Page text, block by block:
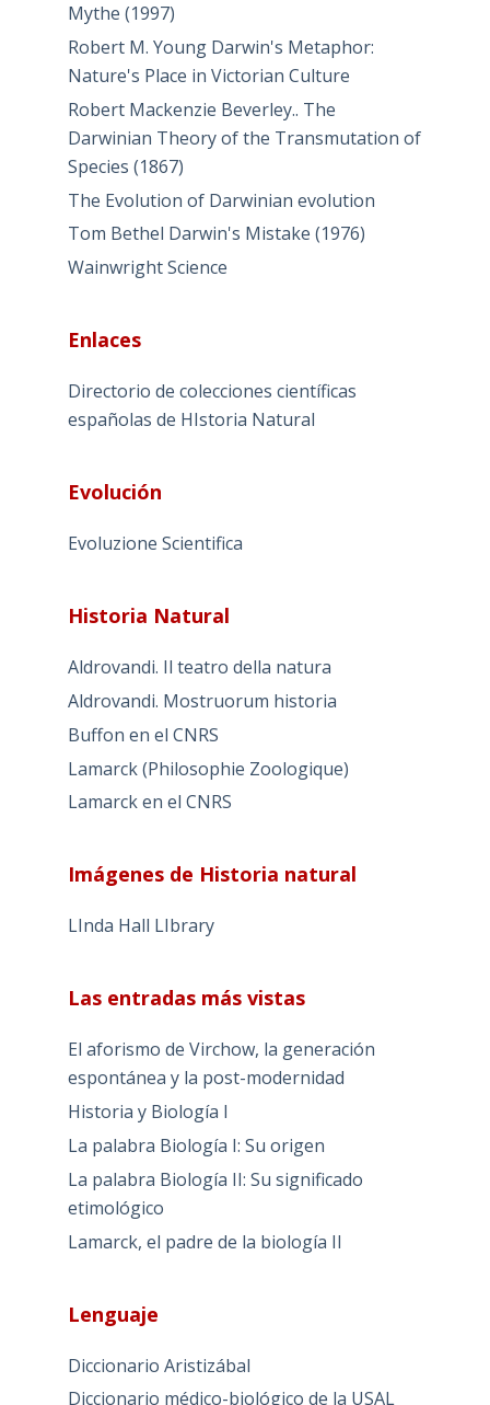
Mythe (1997)
Robert M. Young Darwin's Metaphor:
Nature's Place in Victorian Culture
Robert Mackenzie Beverley.. The
Darwinian Theory of the Transmutation of
Species (1867)
The Evolution of Darwinian evolution
Tom Bethel Darwin's Mistake (1976)
Wainwright Science
Enlaces
Directorio de colecciones científicas
españolas de HIstoria Natural
Evolución
Evoluzione Scientifica
Historia Natural
Aldrovandi. Il teatro della natura
Aldrovandi. Mostruorum historia
Buffon en el CNRS
Lamarck (Philosophie Zoologique)
Lamarck en el CNRS
Imágenes de Historia natural
LInda Hall LIbrary
Las entradas más vistas
El aforismo de Virchow, la generación
espontánea y la post-modernidad
Historia y Biología I
La palabra Biología I: Su origen
La palabra Biología II: Su significado
etimológico
Lamarck, el padre de la biología II
Lenguaje
Diccionario Aristizábal
Diccionario médico-biológico de la USAL